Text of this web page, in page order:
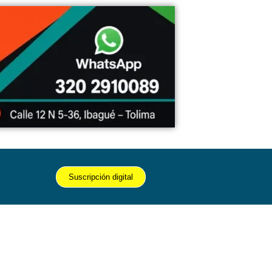
Suscripción digital